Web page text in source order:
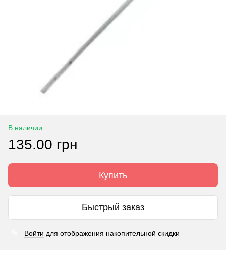
В наличии
135.00 грн
Купить
Быстрый заказ
Войти для отображения накопительной скидки